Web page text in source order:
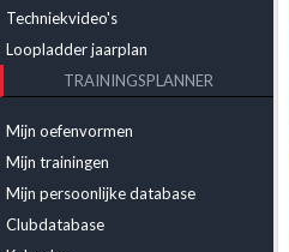
Techniekvideo's
Loopladder jaarplan
TRAININGSPLANNER
Mijn oefenvormen
Mijn trainingen
Mijn persoonlijke database
Clubdatabase